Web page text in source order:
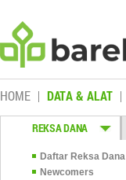
HOME DATA & ALAT
REKSA DANA
Daftar Reksa Dana
Newcomers